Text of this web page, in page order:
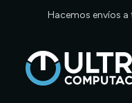
Hacemos envíos a